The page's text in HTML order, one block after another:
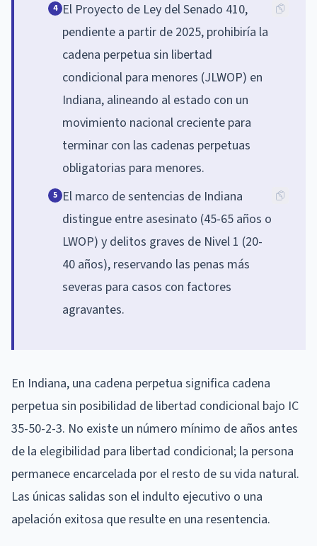
4 El Proyecto de Ley del Senado 410,
pendiente a partir de 2025, prohibiría la
cadena perpetua sin libertad
condicional para menores (JLWOP) en
Indiana, alineando al estado con un
movimiento nacional creciente para
terminar con las cadenas perpetuas
obligatorias para menores.
5 El marco de sentencias de Indiana
distingue entre asesinato (45-65 años o
LWOP) y delitos graves de Nivel 1 (20-
40 años), reservando las penas más
severas para casos con factores
agravantes.
En Indiana, una cadena perpetua significa cadena
perpetua sin posibilidad de libertad condicional bajo IC
35-50-2-3. No existe un número mínimo de años antes
de la elegibilidad para libertad condicional; la persona
permanece encarcelada por el resto de su vida natural.
Las únicas salidas son el indulto ejecutivo o una
apelación exitosa que resulte en una resentencia.